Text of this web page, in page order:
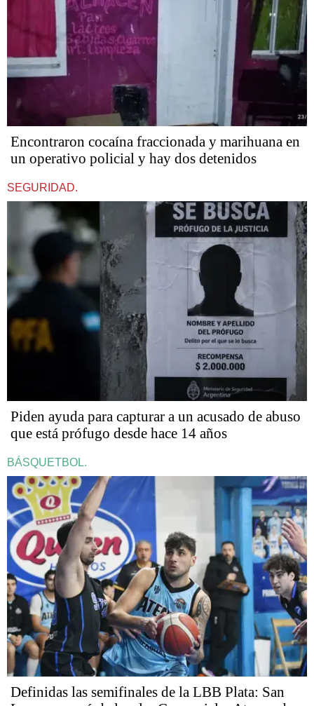
Encontraron cocaína fraccionada y marihuana en
un operativo policial y hay dos detenidos
SEGURIDAD.
Piden ayuda para capturar a un acusado de abuso
que está prófugo desde hace 14 años
BÁSQUETBOL.
Definidas las semifinales de la LBB Plata: San